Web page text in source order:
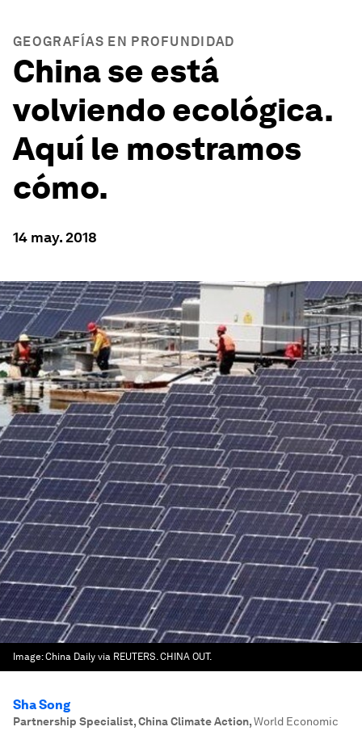
GEOGRAFÍAS EN PROFUNDIDAD
China se está
volviendo ecológica.
Aquí le mostramos
cómo.
14 may. 2018
Image:China Daily via REUTERS. CHINA OUT.
Sha Song
Partnership Specialist, China Climate Action,World Economic